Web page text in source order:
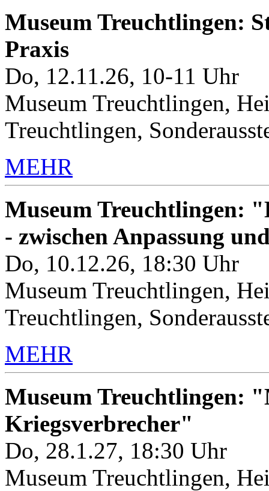
Museum Treuchtlingen:
Praxis
Do, 12.11.26, 10-11 Uhr
Museum Treuchtlingen,
Treuchtlingen,
MEHR
Museum Treuchtlingen:
- zwischen Anpassung
Do, 10.12.26, 18:30 Uhr
Museum Treuchtlingen,
Treuchtlingen,
MEHR
Museum Treuchtlingen:
Kriegsverbrecher"
Do, 28.1.27, 18:30 Uhr
Museum Treuchtlingen,